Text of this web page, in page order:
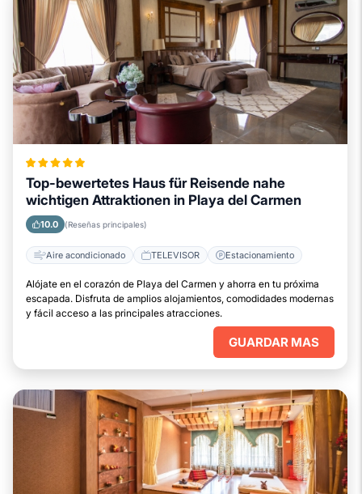
Top-bewertetes Haus für Reisende nahe
wichtigen Attraktionen in Playa del Carmen
10.0 (Reseñas principales)
Aire acondicionado TELEVISOR Estacionamiento
Alójate en el corazón de Playa del Carmen y ahorra en tu próxima
escapada. Disfruta de amplios alojamientos, comodidades modernas
y fácil acceso a las principales atracciones.
GUARDAR MAS